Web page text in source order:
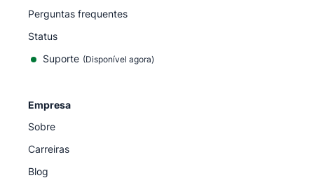
Perguntas frequentes
Status
Suporte (Disponível agora)
Empresa
Sobre
Carreiras
Blog